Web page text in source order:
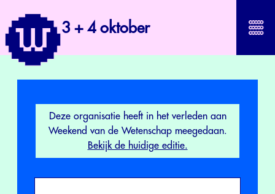
3 + 4 oktober
Deze organisatie heeft in het verleden aan
Weekend van de Wetenschap meegedaan.
Bekijk de huidige editie.